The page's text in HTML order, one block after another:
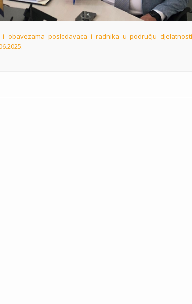
obavezama poslodavaca i radnika u području djelatnosti